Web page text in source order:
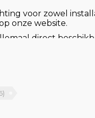
voor zowel
onze website.
direct
de zekerheid van
plafonds. Ook